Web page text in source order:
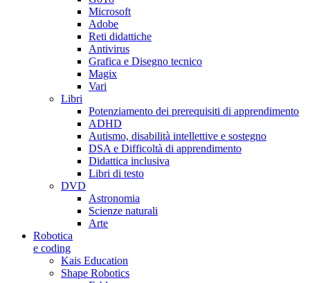
Microsoft
Adobe
Reti didattiche
Antivirus
Grafica e Disegno tecnico
Magix
Vari
Libri
Potenziamento dei prerequisiti di apprendimento
ADHD
Autismo, disabilità intellettive e sostegno
DSA e Difficoltà di apprendimento
Didattica inclusiva
Libri di testo
DVD
Astronomia
Scienze naturali
Arte
Robotica
e coding
Kais Education
Shape Robotics